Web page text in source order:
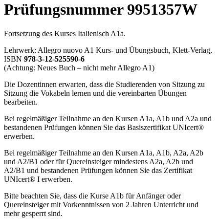
Prüfungsnummer 9951357W
Fortsetzung des Kurses Italienisch A1a.
Lehrwerk: Allegro nuovo A1 Kurs- und Übungsbuch, Klett-Verlag,
ISBN 978-3-12-525590-6
(Achtung: Neues Buch – nicht mehr Allegro A1)
Die Dozentinnen erwarten, dass die Studierenden von Sitzung zu
Sitzung die Vokabeln lernen und die vereinbarten Übungen
bearbeiten.
Bei regelmäßiger Teilnahme an den Kursen A1a, A1b und A2a und
bestandenen Prüfungen können Sie das Basiszertifikat UNIcert®
erwerben.
Bei regelmäßiger Teilnahme an den Kursen A1a, A1b, A2a, A2b
und A2/B1 oder für Quereinsteiger mindestens A2a, A2b und
A2/B1 und bestandenen Prüfungen können Sie das Zertifikat
UNIcert® I erwerben.
Bitte beachten Sie, dass die Kurse A1b für Anfänger oder
Quereinsteiger mit Vorkenntnissen von 2 Jahren Unterricht und
mehr gesperrt sind.